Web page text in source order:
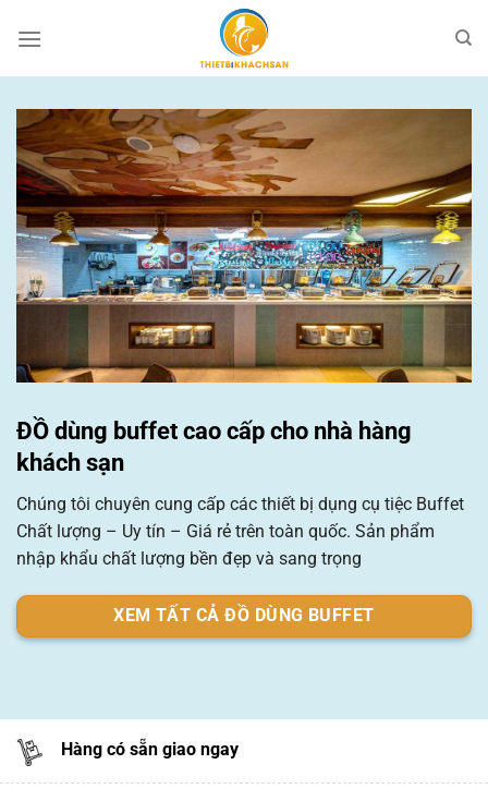
qua
ĐỒ dùng buffet cao cấp cho nhà hàng
khách sạn
Chúng tôi chuyên cung cấp các thiết bị dụng cụ tiệc Buffet
Chất lượng – Uy tín – Giá rẻ trên toàn quốc. Sản phẩm
nhập khẩu chất lượng bền đẹp và sang trọng
XEM TẤT CẢ ĐỒ DÙNG BUFFET
Hàng có sẵn giao ngay